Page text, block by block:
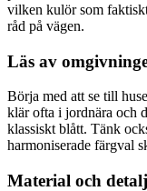
vilken kulör som
råd på vägen.
Läs av
Börja med att se till
klär ofta i jordnära och
klassiskt blått. Tänk
harmoniserade färgval
Material och